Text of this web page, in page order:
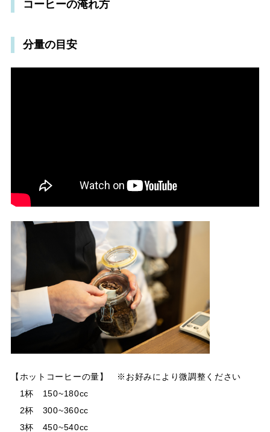
コーヒーの淹れ方
分量の目安
【ホットコーヒーの量】 ※お好みにより微調整ください
1杯 150~180cc
2杯 300~360cc
3杯 450~540cc